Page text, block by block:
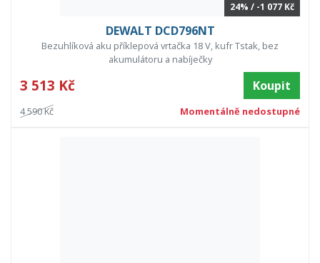
24% / -1 077 Kč
DEWALT DCD796NT
Bezuhlíková aku příklepová vrtačka 18 V, kufr Tstak, bez
akumulátoru a nabíječky
3 513 Kč Koupit
4 590 Kč Momentálně nedostupné